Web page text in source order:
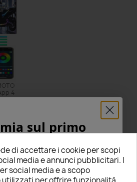
4
di accettare i cookie per scopi
media e annunci pubblicitari. I
social media e a scopo
sul primo
PER TE!